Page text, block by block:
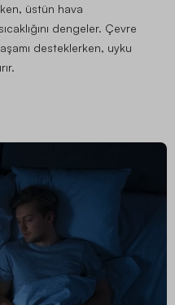
üstün hava
dengeler. Çevre
desteklerken, uyku